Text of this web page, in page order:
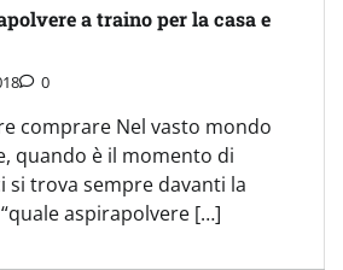
a traino per la casa e
0
comprare Nel vasto mondo
quando è il momento di
si trova sempre davanti la
aspirapolvere […]